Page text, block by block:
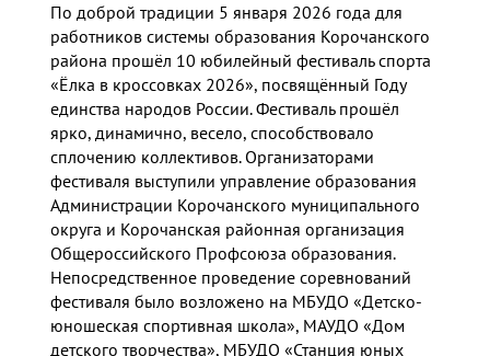
По доброй традиции 5 января 2026 года для
работников системы образования Корочанского
района прошёл 10 юбилейный фестиваль спорта
«Ёлка в кроссовках 2026», посвящённый Году
единства народов России. Фестиваль прошёл
ярко, динамично, весело, способствовало
сплочению коллективов. Организаторами
фестиваля выступили управление образования
Администрации Корочанского муниципального
округа и Корочанская районная организация
Общероссийского Профсоюза образования.
Непосредственное проведение соревнований
фестиваля было возложено на МБУДО «Детско-
юношеская спортивная школа», МАУДО «Дом
детского творчества», МБУДО «Станция юных